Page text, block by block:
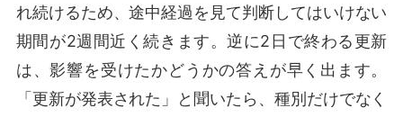
れ続けるため、途中経過を見て判断してはいけない
期間が2週間近く続きます。逆に2日で終わる更新
は、影響を受けたかどうかの答えが早く出ます。
「更新が発表された」と聞いたら、種別だけでなく